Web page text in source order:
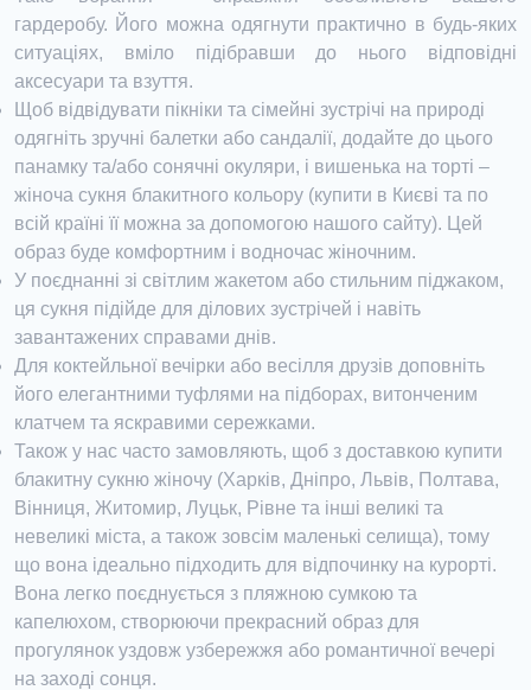
гардеробу. Його можна одягнути практично в будь-яких
ситуаціях, вміло підібравши до нього відповідні
аксесуари та взуття.
Щоб відвідувати пікніки та сімейні зустрічі на природі
одягніть зручні балетки або сандалії, додайте до цього
панамку та/або сонячні окуляри, і вишенька на торті –
жіноча сукня блакитного кольору (купити в Києві та по
всій країні її можна за допомогою нашого сайту). Цей
образ буде комфортним і водночас жіночним.
У поєднанні зі світлим жакетом або стильним піджаком,
ця сукня підійде для ділових зустрічей і навіть
завантажених справами днів.
Для коктейльної вечірки або весілля друзів доповніть
його елегантними туфлями на підборах, витонченим
клатчем та яскравими сережками.
Також у нас часто замовляють, щоб з доставкою купити
блакитну сукню жіночу (Харків, Дніпро, Львів, Полтава,
Вінниця, Житомир, Луцьк, Рівне та інші великі та
невеликі міста, а також зовсім маленькі селища), тому
що вона ідеально підходить для відпочинку на курорті.
Вона легко поєднується з пляжною сумкою та
капелюхом, створюючи прекрасний образ для
прогулянок уздовж узбережжя або романтичної вечері
на заході сонця.